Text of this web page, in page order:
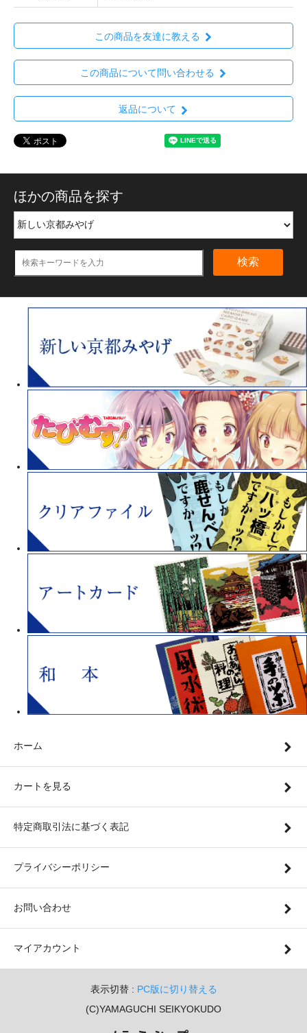
この商品を友達に教える
この商品について問い合わせる
返品について
ほかの商品を探す
検索
ホーム
カートを見る
特定商取引法に基づく表記
プライバシーポリシー
お問い合わせ
マイアカウント
表示切替 : PC版に切り替える
(C)YAMAGUCHI SEIKYOKUDO